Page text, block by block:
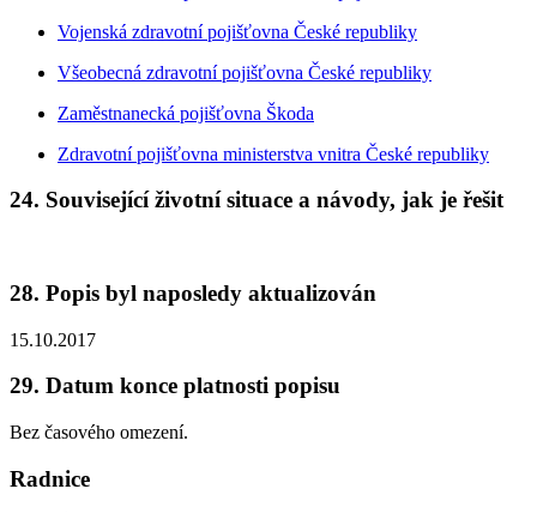
Vojenská zdravotní pojišťovna České republiky
Všeobecná zdravotní pojišťovna České republiky
Zaměstnanecká pojišťovna Škoda
Zdravotní pojišťovna ministerstva vnitra České republiky
24. Související životní situace a návody, jak je řešit
28. Popis byl naposledy aktualizován
15.10.2017
29. Datum konce platnosti popisu
Bez časového omezení.
Radnice